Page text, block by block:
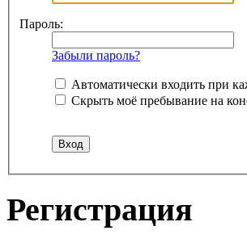
Пароль:
Забыли пароль?
Автоматически входить при
Скрыть моё пребывание на
Регистрация